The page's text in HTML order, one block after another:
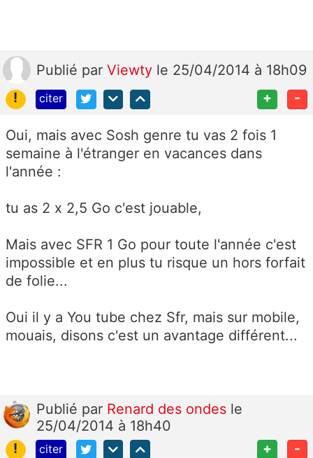
Publié par Viewty le 25/04/2014 à 18h09
!
citer + -
Oui, mais avec Sosh genre tu vas 2 fois 1
semaine à l'étranger en vacances dans
l'année :
tu as 2 x 2,5 Go c'est jouable,
Mais avec SFR 1 Go pour toute l'année c'est
impossible et en plus tu risque un hors forfait
de folie...
Oui il y a You tube chez Sfr, mais sur mobile,
mouais, disons c'est un avantage différent...
Publié par Renard des ondes le
25/04/2014 à 18h40
!
citer + -